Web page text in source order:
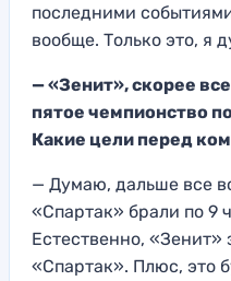
последними
вообще. Только это, я
— «Зенит», скорее
пятое чемпионство
Какие цели перед
— Думаю, дальше все
«Спартак» брали по 9
Естественно, «Зенит»
«Спартак». Плюс, это